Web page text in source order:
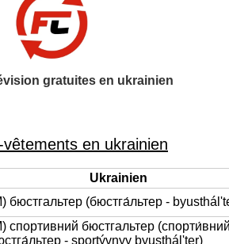
gratuites en ukrainien
en ukrainien
Ukrainien
бюстгальтер (бюстга́льтер -
спортивний бюстгальтер (спорти́вний
- sportývnyy byusthálʹter)